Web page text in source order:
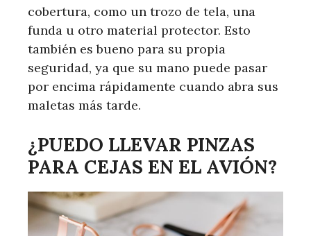
cobertura, como un trozo de tela, una
funda u otro material protector. Esto
también es bueno para su propia
seguridad, ya que su mano puede pasar
por encima rápidamente cuando abra sus
maletas más tarde.
¿PUEDO LLEVAR PINZAS
PARA CEJAS EN EL AVIÓN?